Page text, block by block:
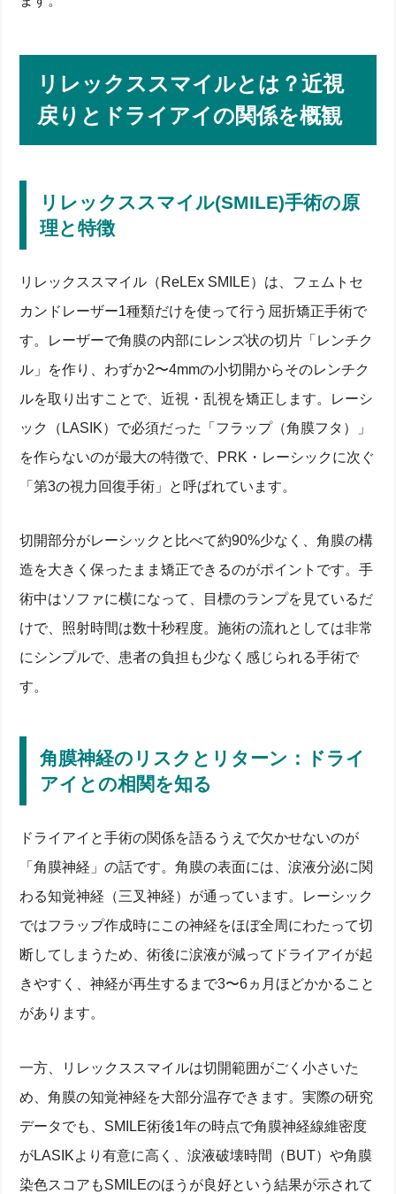
リレックススマイルとは？近視
戻りとドライアイの関係を概観
リレックススマイル(SMILE)手術の原
理と特徴
リレックススマイル（ReLEx SMILE）は、フェムトセ
カンドレーザー1種類だけを使って行う屈折矯正手術で
す。レーザーで角膜の内部にレンズ状の切片「レンチク
ル」を作り、わずか2〜4mmの小切開からそのレンチク
ルを取り出すことで、近視・乱視を矯正します。レーシ
ック（LASIK）で必須だった「フラップ（角膜フタ）」
を作らないのが最大の特徴で、PRK・レーシックに次ぐ
「第3の視力回復手術」と呼ばれています。
切開部分がレーシックと比べて約90%少なく、角膜の構
造を大きく保ったまま矯正できるのがポイントです。手
術中はソファに横になって、目標のランプを見ているだ
けで、照射時間は数十秒程度。施術の流れとしては非常
にシンプルで、患者の負担も少なく感じられる手術で
す。
角膜神経のリスクとリターン：ドライ
アイとの相関を知る
ドライアイと手術の関係を語るうえで欠かせないのが
「角膜神経」の話です。角膜の表面には、涙液分泌に関
わる知覚神経（三叉神経）が通っています。レーシック
ではフラップ作成時にこの神経をほぼ全周にわたって切
断してしまうため、術後に涙液が減ってドライアイが起
きやすく、神経が再生するまで3〜6ヵ月ほどかかること
があります。
一方、リレックススマイルは切開範囲がごく小さいた
め、角膜の知覚神経を大部分温存できます。実際の研究
データでも、SMILE術後1年の時点で角膜神経線維密度
がLASIKより有意に高く、涙液破壊時間（BUT）や角膜
染色スコアもSMILEのほうが良好という結果が示されて